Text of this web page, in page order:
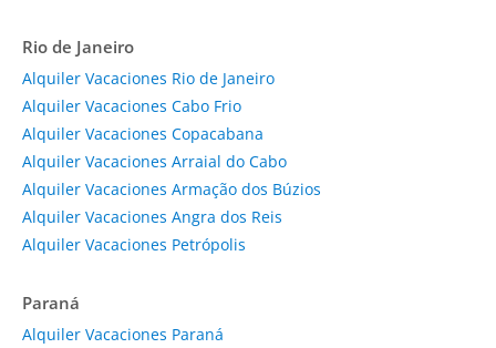
Rio de Janeiro
Alquiler Vacaciones Rio de Janeiro
Alquiler Vacaciones Cabo Frio
Alquiler Vacaciones Copacabana
Alquiler Vacaciones Arraial do Cabo
Alquiler Vacaciones Armação dos Búzios
Alquiler Vacaciones Angra dos Reis
Alquiler Vacaciones Petrópolis
Paraná
Alquiler Vacaciones Paraná